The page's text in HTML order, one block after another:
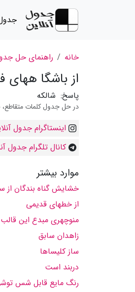
خانه راهنمای حل
از باشگا ههای
پاسخ: شالکه
در حل جدول کلمات متقاطع،
اینستاگرام جدول
کانال تلگرام جدول
موارد بیشتر
خشایش گناه بندگان از
از خطهای قدیمی
منوچهری مبدع این
زاهدان سابق
ساز كلیساها
دربند است
رنگ مایع قابل شس